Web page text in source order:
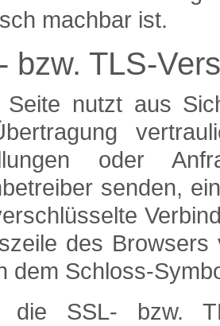
machbar ist.
bzw. TLS-
Seite nutzt aus
oder
senden,
des Browsers
dem Schloss-
die SSL- bzw.